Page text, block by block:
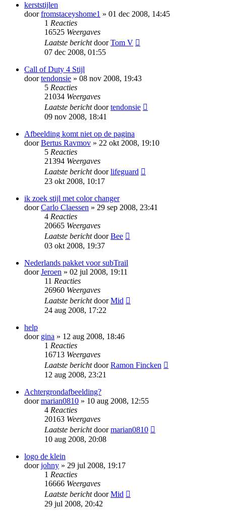
kerststijlen
doorfromstaceyshome1 » 01 dec 2008, 14:45
1 Reacties
16525 Weergaves
Laatste berichtdoorTom V
07 dec 2008, 01:55
Call of Duty 4 Stijl
doortendonsie » 08 nov 2008, 19:43
5 Reacties
21034 Weergaves
Laatste berichtdoortendonsie
09 nov 2008, 18:41
Afbeelding komt niet op de pagina
doorBertus Ravmov » 22 okt 2008, 19:10
5 Reacties
21394 Weergaves
Laatste berichtdoorlifeguard
23 okt 2008, 10:17
ik zoek stijl met color changer
doorCarlo Claessen » 29 sep 2008, 23:41
4 Reacties
20665 Weergaves
Laatste berichtdoorBee
03 okt 2008, 19:37
Nederlands pakket voor subTrail
doorJeroen » 02 jul 2008, 19:11
11 Reacties
26960 Weergaves
Laatste berichtdoorMid
24 aug 2008, 17:22
help
door gina » 12 aug 2008, 18:46
1 Reacties
16713 Weergaves
Laatste berichtdoorRamon Fincken
12 aug 2008, 23:21
Achtergrondafbeelding?
doormarian0810 » 10 aug 2008, 12:55
4 Reacties
20163 Weergaves
Laatste berichtdoormarian0810
10 aug 2008, 20:08
logo de klein
doorjohny » 29 jul 2008, 19:17
1 Reacties
16666 Weergaves
Laatste berichtdoorMid
29 jul 2008, 20:42